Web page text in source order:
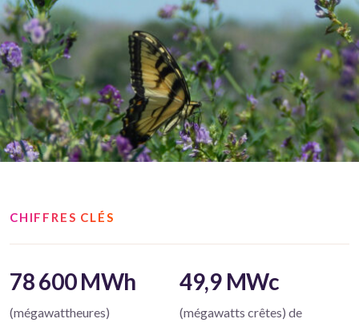
CHIFFRES CLÉS
78 600 MWh
(mégawattheures)
49,9 MWc
(mégawatts crêtes) de